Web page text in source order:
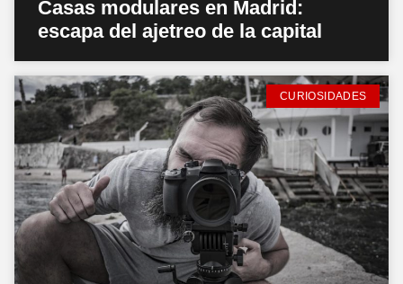
Casas modulares en Madrid:
escapa del ajetreo de la capital
CURIOSIDADES